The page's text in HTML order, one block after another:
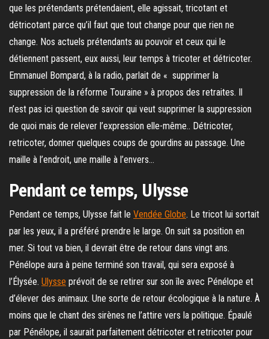
que les prétendants prétendaient, elle agissait, tricotant et
détricotant parce qu’il faut que tout change pour que rien ne
change. Nos actuels prétendants au pouvoir et ceux qui le
détiennent passent, eux aussi, leur temps à tricoter et détricoter.
Emmanuel Bompard, à la radio, parlait de « supprimer la
suppression de la réforme Touraine » à propos des retraites. Il
n’est pas ici question de savoir qui veut supprimer la suppression
de quoi mais de relever l’expression elle-même.. Détricoter,
retricoter, donner quelques coups de gourdins au passage. Une
maille à l’endroit, une maille à l’envers…
Pendant ce temps, Ulysse
Pendant ce temps, Ulysse fait le Vendée Globe. Le tricot lui sortait
par les yeux, il a préféré prendre le large. On suit sa position en
mer. Si tout va bien, il devrait être de retour dans vingt ans.
Pénélope aura à peine terminé son travail, qui sera exposé à
l’Élysée. Ulysse prévoit de se retirer sur son île avec Pénélope et
d’élever des animaux. Une sorte de retour écologique à la nature. À
moins que le chant des sirènes ne l’attire vers la politique. Épaulé
par Pénélope, il saurait parfaitement détricoter et retricoter pour